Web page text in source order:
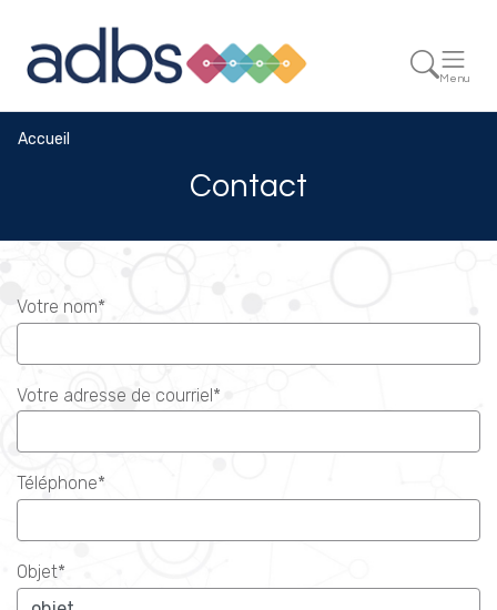
Menu
Accueil
Contact
Votre nom*
Votre adresse de courriel*
Téléphone*
Objet*